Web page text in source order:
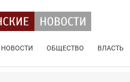
НОВОСТИ ОБЩЕСТВО ВЛАСТЬ